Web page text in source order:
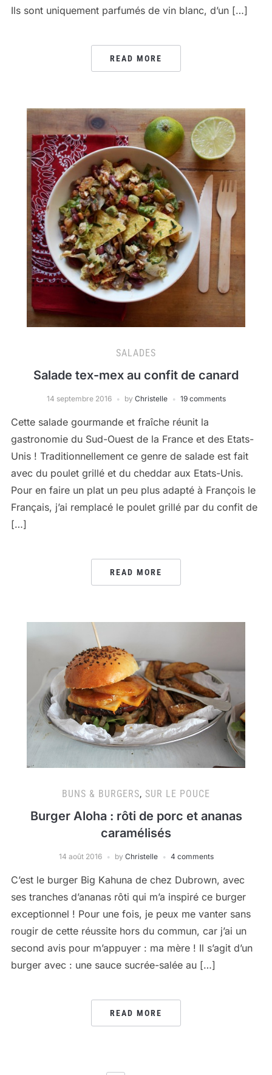
Ils sont uniquement parfumés de vin blanc, d’un […]
READ MORE
SALADES
Salade tex-mex au confit de canard
14 septembre 2016 by Christelle 19 comments
Cette salade gourmande et fraîche réunit la
gastronomie du Sud-Ouest de la France et des Etats-
Unis ! Traditionnellement ce genre de salade est fait
avec du poulet grillé et du cheddar aux Etats-Unis.
Pour en faire un plat un peu plus adapté à François le
Français, j’ai remplacé le poulet grillé par du confit de
[…]
READ MORE
BUNS & BURGERS, SUR LE POUCE
Burger Aloha : rôti de porc et ananas
caramélisés
14 août 2016 by Christelle 4 comments
C’est le burger Big Kahuna de chez Dubrown, avec
ses tranches d’ananas rôti qui m’a inspiré ce burger
exceptionnel ! Pour une fois, je peux me vanter sans
rougir de cette réussite hors du commun, car j’ai un
second avis pour m’appuyer : ma mère ! Il s’agit d’un
burger avec : une sauce sucrée-salée au […]
READ MORE